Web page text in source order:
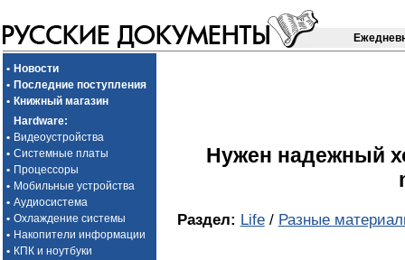
• Новости
• Последние поступления
• Книжный магазин
Hardware:
• Видеоустройства
• Системные платы
• Процессоры
• Мобильные устройства
• Аудиосистема
• Охлаждение системы
• Накопители информации
• КПК и ноутбуки
Нужен надежный
Раздел: Life/ Разные